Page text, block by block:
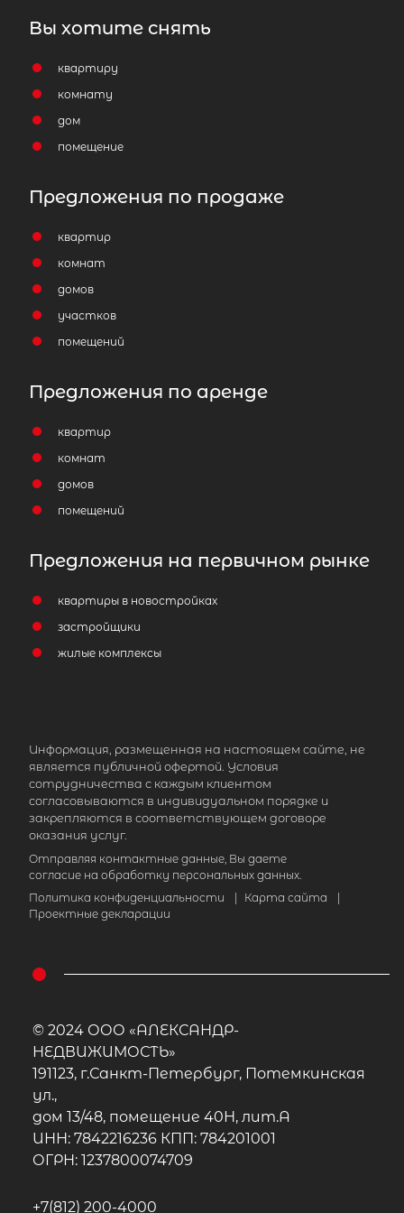
1-комнатная квартира площадью
м , Ленинградская область,
улица 18 Января, 3
Кировский ЛО район
Площадь кухни
Жилая площадь
1-комнатная квартира площадью
2
Вы хотите снять
квартиру
комнату
дом
помещение
Предложения по продаже
квартир
комнат
домов
участков
помещений
Предложения по аренде
квартир
комнат
домов
помещений
Предложения на первичном рынке
квартиры в новостройках
застройщики
жилые комплексы
Информация, размещенная на настоящем сайте, не
является публичной офертой. Условия
сотрудничества с каждым клиентом
согласовываются в индивидуальном порядке и
закрепляются в соответствующем договоре
оказания услуг.
Отправляя контактные данные, Вы даете
согласие на обработку персональных данных.
Политика конфиденциальности
Карта сайта
Проектные декларации
© 2024 ООО «АЛЕКСАНДР-
НЕДВИЖИМОСТЬ»
191123, г.Санкт-Петербург, Потемкинская
ул.,
дом 13/48, помещение 40Н, лит.А
ИНН: 7842216236 КПП: 784201001
ОГРН: 1237800074709
+7(812) 200-4000